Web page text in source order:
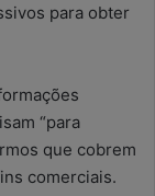
para obter
“para
que cobrem
comerciais.